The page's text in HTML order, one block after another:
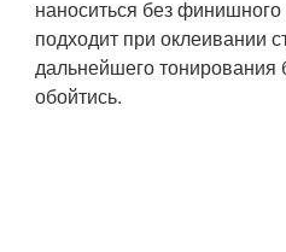
наноситься без
подходит при оклеивании
дальнейшего
обойтись.